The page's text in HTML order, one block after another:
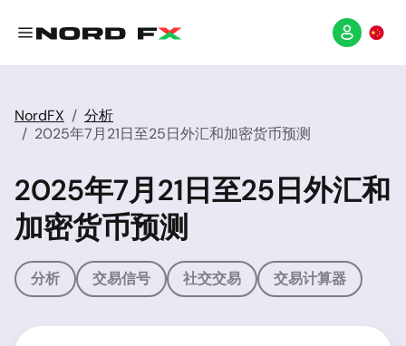
NordFX
分析
2025年7月21日至25日外汇和加密货币预测
2025年7月21日至25日外汇和
加密货币预测
分析 交易信号 社交交易 交易计算器